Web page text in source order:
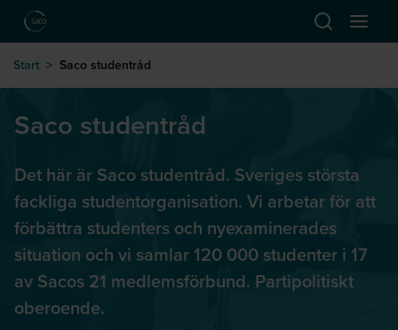
Hoppa till huvudinnehåll Öppna
Start > Saco studentråd
Saco studentråd
Det här är Saco studentråd. Sveriges största
fackliga studentorganisation. Vi arbetar för att
förbättra studenters och nyexaminerades
situation och vi samlar 120 000 studenter i 17
av Sacos 21 medlemsförbund. Partipolitiskt
oberoende.